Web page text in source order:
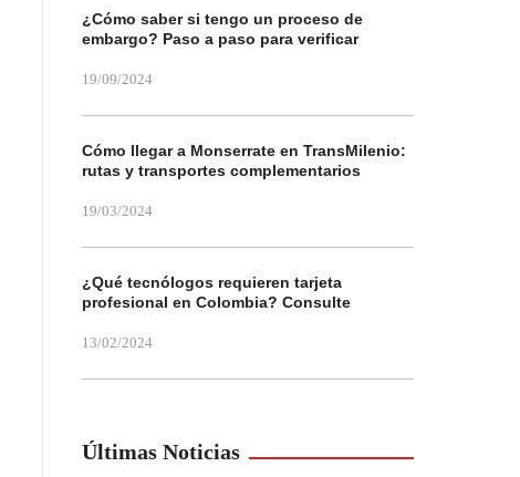
¿Cómo saber si tengo un proceso de
embargo? Paso a paso para verificar
19/09/2024
Cómo llegar a Monserrate en TransMilenio:
rutas y transportes complementarios
19/03/2024
¿Qué tecnólogos requieren tarjeta
profesional en Colombia? Consulte
13/02/2024
Últimas Noticias